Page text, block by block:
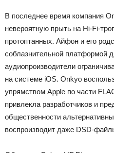
В последнее время компания
невероятную прыть на Hi-Fi-
протоптанных. Айфон и его
соблазнительной платформой
аудиопроизводители
на системе iOS. Onkyo
упрямством Apple по части
привлекла разработчиков и
общественности
воспроизводит даже DSD-